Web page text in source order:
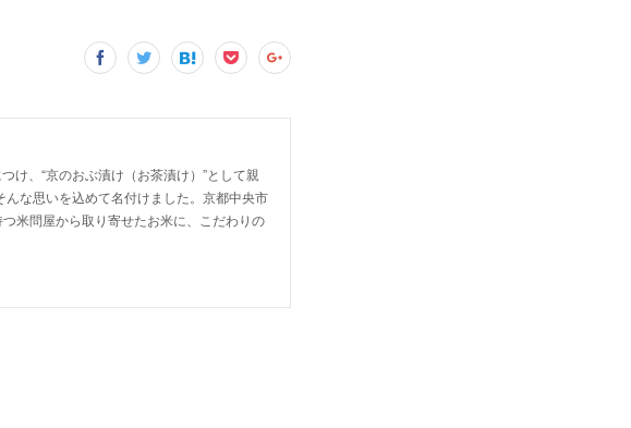
け、“京のおぶ漬け（お茶漬け）”として親
な思いを込めて名付けました。京都中央市
米問屋から取り寄せたお米に、こだわりの